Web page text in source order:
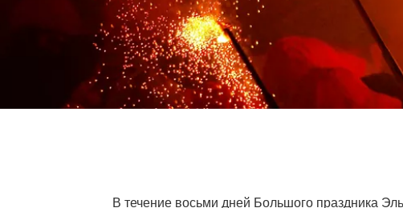
В течение восьми дней Большого праздника